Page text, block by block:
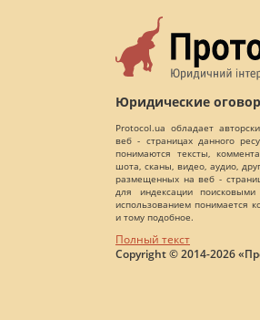
Юридические
Protocol.ua обладает
веб - страницах данного
понимаются тексты,
шота, сканы, видео, аудио,
размещенных на веб -
для индексации
использованием понимается
и тому подобное.
Полный текст
Copyright © 2014-2026